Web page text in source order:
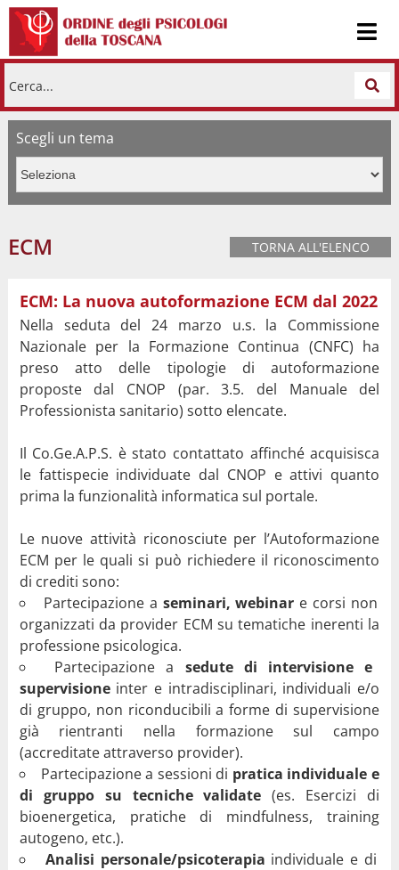
Cerca...
Scegli un tema
ECM TORNA ALL'ELENCO
ECM: La nuova autoformazione ECM dal 2022
Nella seduta del 24 marzo u.s. la Commissione
Nazionale per la Formazione Continua (CNFC) ha
preso atto delle tipologie di autoformazione
proposte dal CNOP (par. 3.5. del Manuale del
Professionista sanitario) sotto elencate.
Il Co.Ge.A.P.S. è stato contattato affinché acquisisca
le fattispecie individuate dal CNOP e attivi quanto
prima la funzionalità informatica sul portale.
Le nuove attività riconosciute per l’Autoformazione
ECM per le quali si può richiedere il riconoscimento
di crediti sono:
Partecipazione a seminari, webinar e corsi non
organizzati da provider ECM su tematiche inerenti la
professione psicologica.
Partecipazione a sedute di intervisione e
supervisioneinter e intradisciplinari, individuali e/o
di gruppo, non riconducibili a forme di supervisione
già rientranti nella formazione sul campo
(accreditate attraverso provider).
Partecipazione a sessioni di pratica individuale e
di gruppo su tecniche validate (es. Esercizi di
bioenergetica, pratiche di mindfulness, training
autogeno, etc.).
Analisi personale/psicoterapia individuale e di